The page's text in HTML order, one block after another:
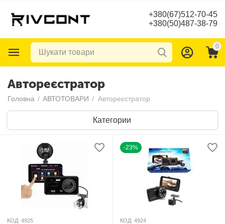
+380(67)512-70-45
+380(50)487-38-79
0
Автореєстратор
Головна / АВТОТОВАРИ / Автореєстратор
Категории
КОД: 4925
-23%
КОД: 4924